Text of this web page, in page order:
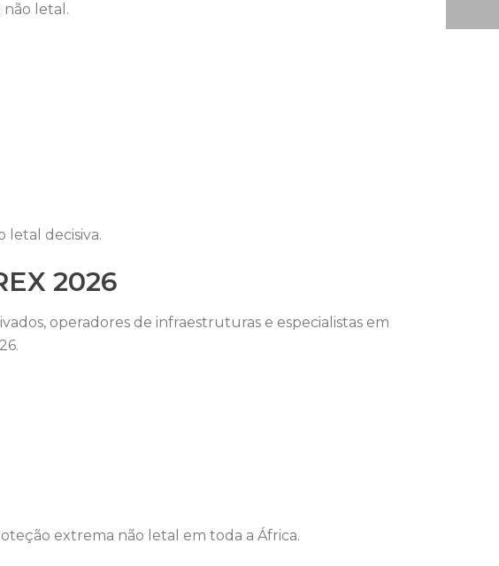
letal.
letal decisiva.
2026
operadores de infraestruturas e especialistas em
extrema não letal em toda a África.